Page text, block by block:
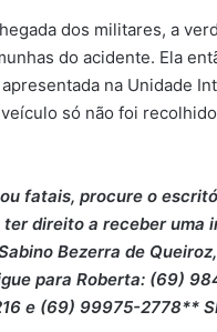
dos militares, a
do acidente. Ela
na Unidade
só não foi
fatais, procure o
direito a receber uma
Bezerra de
para Roberta: (69)
e (69) 99975-2778**